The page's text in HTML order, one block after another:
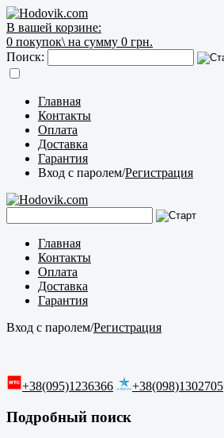
В вашей корзине:
0 покупок\ на сумму 0 грн.
Поиск:
Главная
Контакты
Оплата
Доставка
Гарантия
Вход с паролем/Регистрация
Главная
Контакты
Оплата
Доставка
Гарантия
Вход с паролем/Регистрация
+38(095)1236366 +38(098)1302705
Подробный поиск